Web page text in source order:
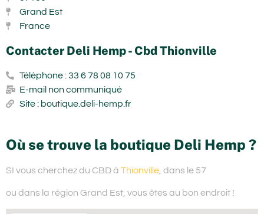
Grand Est
France
Contacter Deli Hemp - Cbd Thionville
Téléphone : 33 6 78 08 10 75
E-mail non communiqué
Site : boutique.deli-hemp.fr
Où se trouve la boutique Deli Hemp ?
SI vous cherchez du CBD à Thionville , dans le 57
ou dans la région Grand Est, vous êtes au bon endroit !